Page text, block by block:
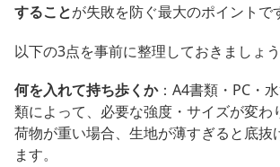
することが失敗を防ぐ最大のポイントで
以下の3点を事前に整理しておきましょう
何を入れて持ち歩くか：A4書類・PC・
類によって、必要な強度・サイズが変わ
荷物が重い場合、生地が薄すぎると底抜
ます。